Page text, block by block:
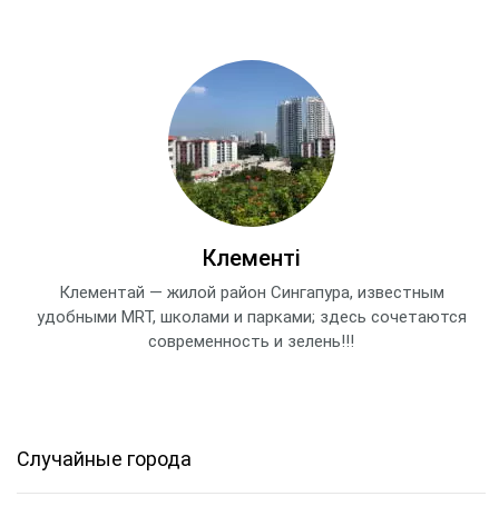
Клементі
Клементай — жилой район Сингапура, известным
удобными MRT, школами и парками; здесь сочетаются
современность и зелень!!!
Случайные города